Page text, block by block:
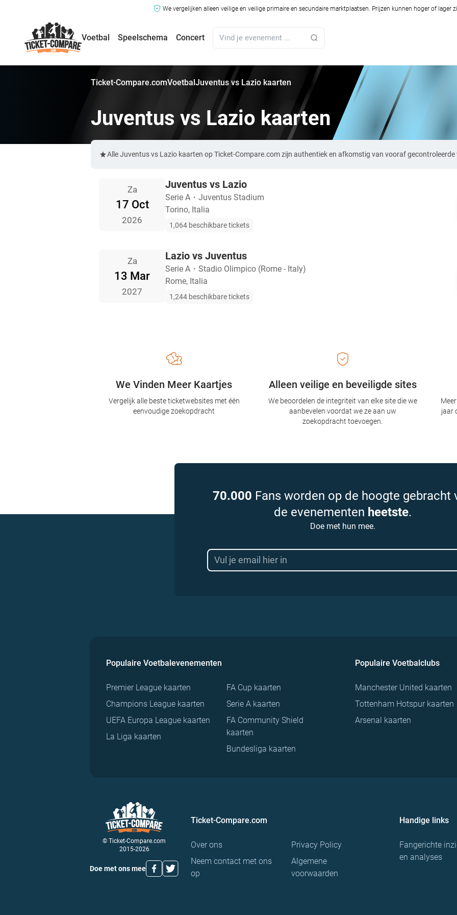
We vergelijken alleen veilige en veilige primaire en secundaire marktplaatsen. Prijzen kunnen hoger of lager
Voetbal Speelschema Concert
Ticket-Compare.comVoetbalJuventus vs Lazio kaarten
Juventus vs Lazio kaarten
Alle Juventus vs Lazio kaarten op Ticket-Compare.com zijn authentiek en afkomstig van vooraf gecontroleerde
Za
17 Oct
2026
Juventus vs Lazio
Serie A ・ Juventus Stadium
Torino, Italia
1,064 beschikbare tickets
Za
13 Mar
2027
Lazio vs Juventus
Serie A ・ Stadio Olimpico (Rome - Italy)
Rome, Italia
1,244 beschikbare tickets
Alleen veilige en beveiligde sites
We beoordelen de integriteit van elke site die we
aanbevelen voordat we ze aan uw
zoekopdracht toevoegen.
We Vinden Meer Kaartjes
Vergelijk alle beste ticketwebsites met één
eenvoudige zoekopdracht
jaar
70.000 Fans worden op de hoogte gebracht
de evenementen heetste.
Doe met hun mee.
Populaire Voetbalevenementen
Premier League kaarten
Champions League kaarten
UEFA Europa League kaarten
La Liga kaarten
FA Cup kaarten
Serie A kaarten
FA Community Shield
kaarten
Bundesliga kaarten
Populaire Voetbalclubs
Manchester United kaarten
Tottenham Hotspur kaarten
Arsenal kaarten
© Ticket-Compare.com
2015-2026
Doe met ons mee
Ticket-Compare.com
Over ons
Neem contact met ons
op
Privacy Policy
Algemene
voorwaarden
Handige links
Fangerichte
en analyses